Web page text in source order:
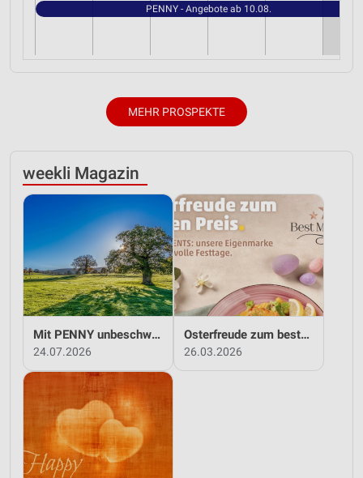
PENNY - Angebote ab 10.08.
MEHR PROSPEKTE
weekli Magazin
Mit PENNY unbeschwert in den Sommer!
24.07.2026
Osterfreude zum besten Preis - mit PENNY!
26.03.2026